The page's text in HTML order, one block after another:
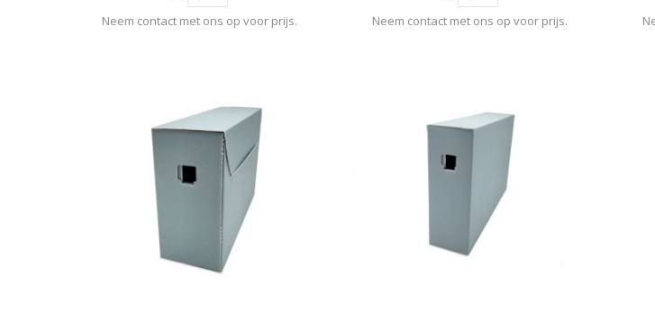
Neem contact met ons op voor prijs. Neem contact met ons op voor prijs.